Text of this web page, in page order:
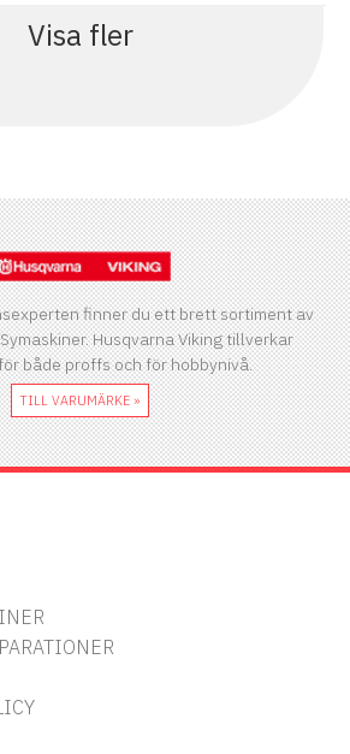
Visa fler
finner du ett brett sortiment av
Husqvarna Viking tillverkar
både proffs och för hobbynivå.
TILL VARUMÄRKE »